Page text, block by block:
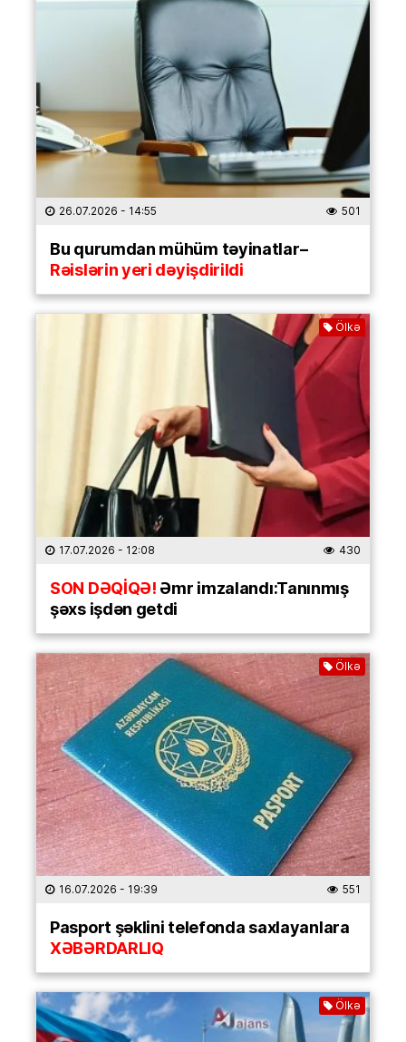
26.07.2026 - 14:55 501
Bu qurumdan mühüm təyinatlar–
Rəislərin yeri dəyişdirildi
Ölkə
17.07.2026 - 12:08 430
SON DƏQİQƏ!Əmr imzalandı:Tanınmış
şəxs işdən getdi
Ölkə
16.07.2026 - 19:39 551
Pasport şəklini telefonda saxlayanlara
XƏBƏRDARLIQ
Ölkə